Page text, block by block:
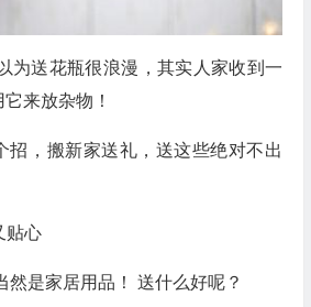
为送花瓶很浪漫，其实人家收到一
来放杂物！
招，搬新家送礼，送这些绝对不出
贴心
然是家居用品！ 送什么好呢？